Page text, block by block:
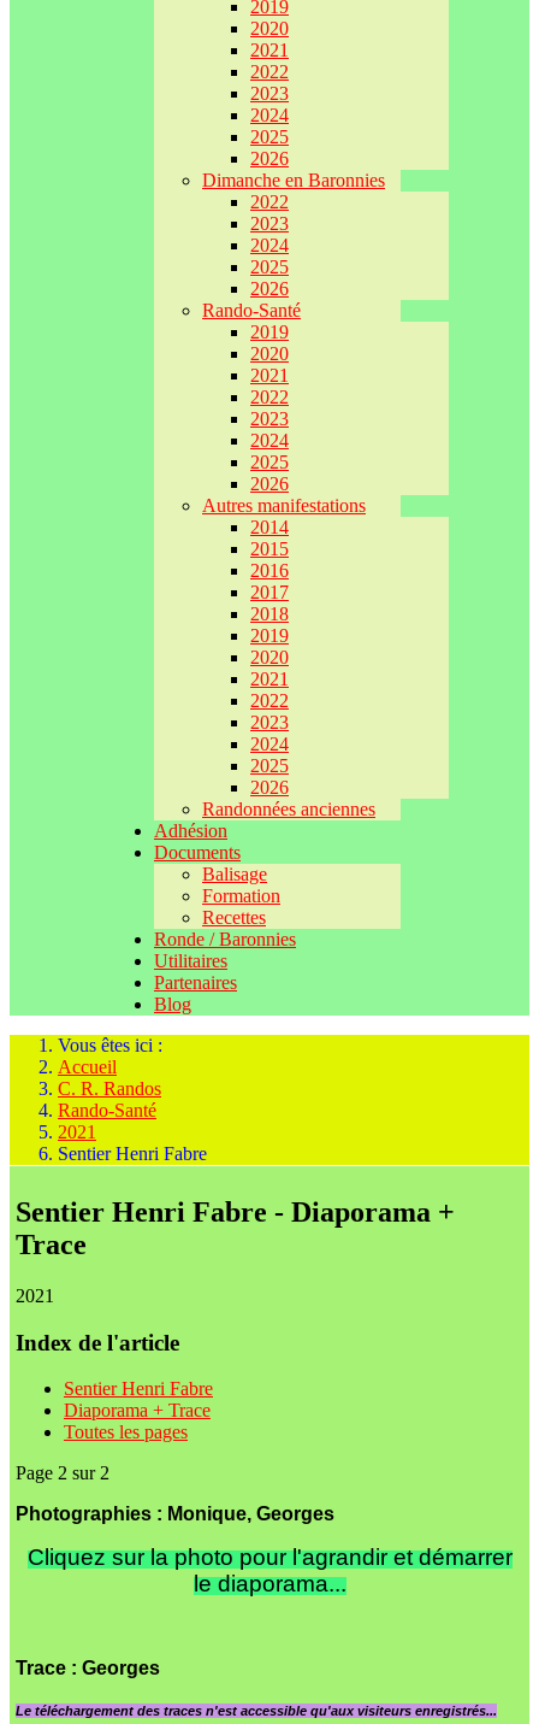
2019
2020
2021
2022
2023
2024
2025
2026
Dimanche en Baronnies
2022
2023
2024
2025
2026
Rando-Santé
2019
2020
2021
2022
2023
2024
2025
2026
Autres manifestations
2014
2015
2016
2017
2018
2019
2020
2021
2022
2023
2024
2025
2026
Randonnées anciennes
Adhésion
Documents
Balisage
Formation
Recettes
Ronde / Baronnies
Utilitaires
Partenaires
Blog
Vous êtes ici :
Accueil
C. R. Randos
Rando-Santé
2021
Sentier Henri Fabre
Sentier Henri Fabre - Diaporama +
Trace
2021
Index de l'article
Sentier Henri Fabre
Diaporama + Trace
Toutes les pages
Page 2 sur 2
Photographies : Monique, Georges
Cliquez sur la photo pour l'agrandir et démarrer
le diaporama...
Trace : Georges
Le téléchargement des traces n'est accessible qu'aux visiteurs enregistrés...